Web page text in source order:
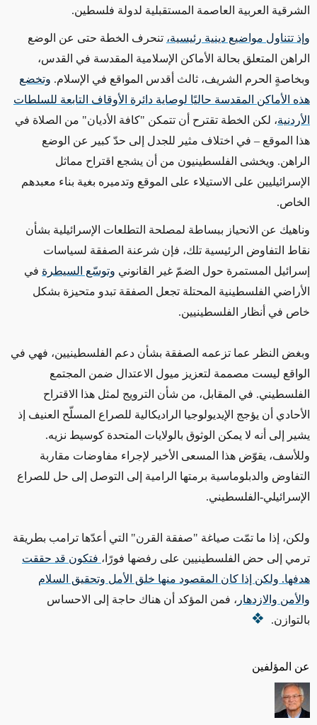
عن المؤلفين
الشرقية العربية العاصمة المستقبلية لدولة فلسطين.
وإذ تتناول مواضيع دينية رئيسية، تنحرف الخطة حتى عن الوضع
الراهن المتعلق بحالة الأماكن الإسلامية المقدسة في القدس،
وبخاصةٍ الحرم الشريف، ثالث أقدس المواقع في الإسلام. وتخضع
هذه الأماكن المقدسة حاليًا لوصاية دائرة الأوقاف التابعة للسلطات
الأردنية، لكن الخطة تقترح أن تتمكن "كافة الأديان" من الصلاة في
هذا الموقع – في اختلاف مثير للجدل إلى حدّ كبير عن الوضع
الراهن. ويخشى الفلسطينيون من أن يشجع اقتراح مماثل
الإسرائيليين على الاستيلاء على الموقع وتدميره بغية بناء معبدهم
الخاص.
وناهيك عن الانحياز ببساطة لمصلحة التطلعات الإسرائيلية بشأن
نقاط التفاوض الرئيسية تلك، فإن شرعنة الصفقة لسياسات
إسرائيل المستمرة حول الضمّ غير القانوني وتوسّع السيطرة في
الأراضي الفلسطينية المحتلة تجعل الصفقة تبدو متحيزة بشكل
خاص في أنظار الفلسطينيين.
وبغض النظر عما تزعمه الصفقة بشأن دعم الفلسطينيين، فهي في
الواقع ليست مصممة لتعزيز ميول الاعتدال ضمن المجتمع
الفلسطيني. في المقابل، من شأن الترويج لمثل هذا الاقتراح
الأحادي أن يؤجج الإيديولوجيا الراديكالية للصراع المسلّح العنيف إذ
يشير إلى أنه لا يمكن الوثوق بالولايات المتحدة كوسيط نزيه.
وللأسف، يقوّض هذا المسعى الأخير لإجراء مفاوضات مقاربة
التفاوض والدبلوماسية برمتها الرامية إلى التوصل إلى حل للصراع
الإسرائيلي-الفلسطيني.
ولكن، إذا ما تمّت صياغة "صفقة القرن" التي أعدّها ترامب بطريقة
ترمي إلى حض الفلسطينيين على رفضها فورًا، فتكون قد حققت
هدفها. ولكن إذا كان المقصود منها خلق الأمل وتحقيق السلام
والأمن والازدهار ، فمن المؤكد أن هناك حاجة إلى الاحساس
بالتوازن.